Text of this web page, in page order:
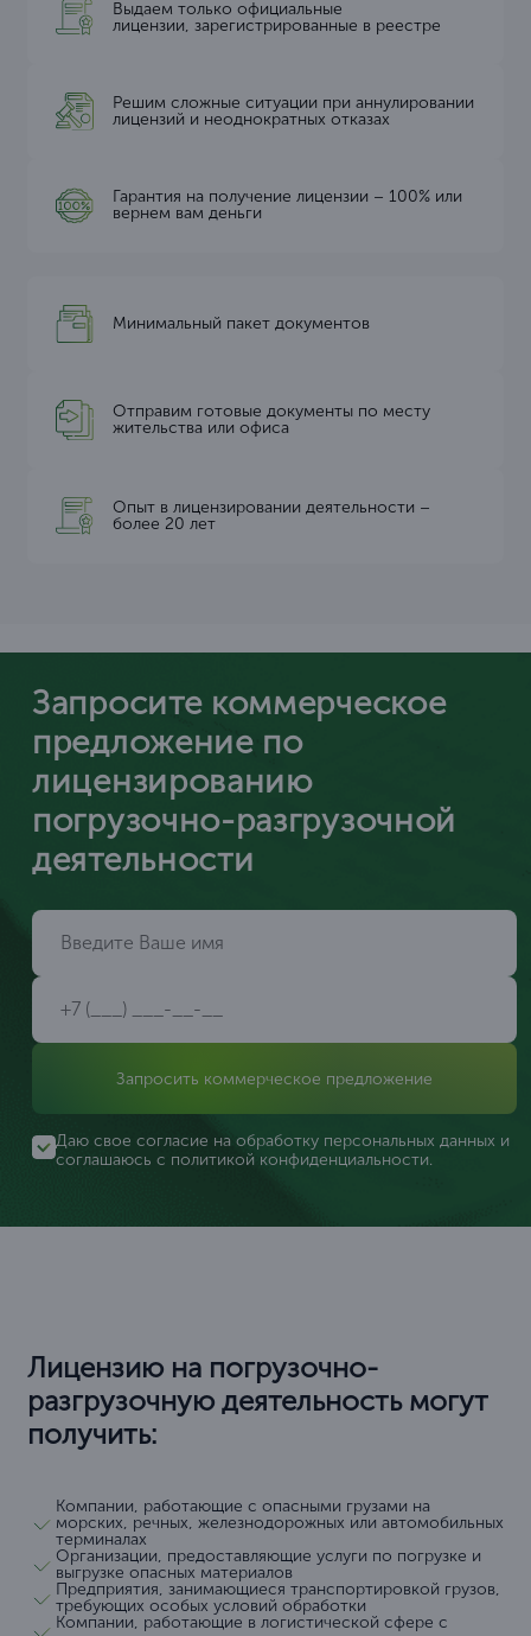
Выдаем только официальные
лицензии, зарегистрированные в реестре
Решим сложные ситуации при аннулировании
лицензий и неоднократных отказах
Гарантия на получение лицензии – 100% или
вернем вам деньги
Минимальный пакет документов
Отправим готовые документы по месту
жительства или офиса
Опыт в лицензировании деятельности –
более 20 лет
Запросите коммерческое
предложение по
лицензированию
погрузочно-разгрузочной
деятельности
Запросить коммерческое предложение
Даю свое согласие на обработку персональных данных и
соглашаюсь с политикой конфиденциальности.
Лицензию на погрузочно-
разгрузочную деятельность могут
получить:
Компании, работающие с опасными грузами на
морских, речных, железнодорожных или автомобильных
терминалах
Организации, предоставляющие услуги по погрузке и
выгрузке опасных материалов
Предприятия, занимающиеся транспортировкой грузов,
требующих особых условий обработки
Компании, работающие в логистической сфере с